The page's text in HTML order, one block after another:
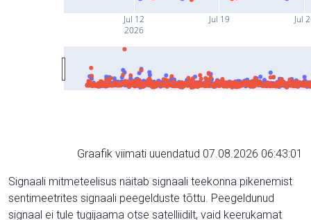
Jul 12
2026
Jul 19 Jul
Graafik viimati uuendatud 07.08.2026 06:43:01
Signaali mitmeteelisus näitab signaali teekonna pikenemist
sentimeetrites signaali peegelduste tõttu. Peegeldunud
signaal ei tule tugijaama otse satelliidilt, vaid keerukamat